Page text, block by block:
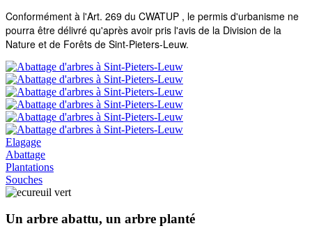
Conformément à l'Art. 269 du CWATUP , le permis d'urbanisme ne
pourra être délivré qu'après avoir pris l'avis de la Division de la
Nature et de Forêts de Sint-Pieters-Leuw.
Elagage
Abattage
Plantations
Souches
Un arbre abattu, un arbre planté